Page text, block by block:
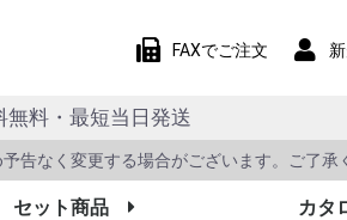
FAXでご注文
無料・最短当日発送
告なく変更する場合がございます。ご了承
セット商品 カタ